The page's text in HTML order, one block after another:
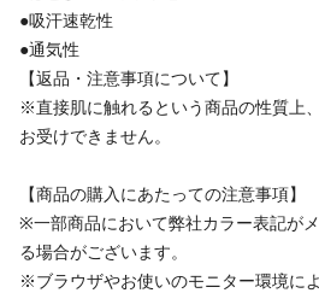
●吸汗速乾性
●通気性
【返品・注意事項について】
※直接肌に触れるという商品の性質上
お受けできません。
【商品の購入にあたっての注意事項】
※一部商品において弊社カラー表記が
る場合がございます。
※ブラウザやお使いのモニター環境に